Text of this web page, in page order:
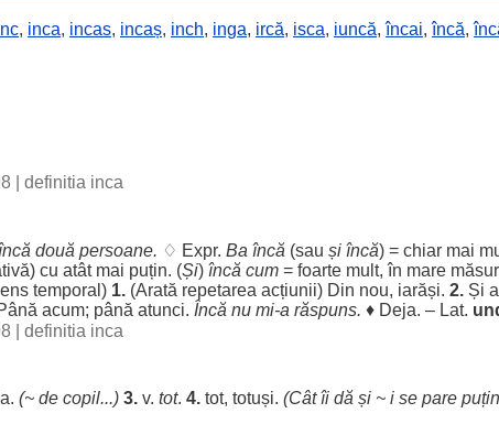
, inca, incas, incaș, inch, inga, ircă, isca, iuncă,încai,încă,
definitia inca
două persoane. ♢ Expr. Ba încă (sau și încă) = chiar mai
) cu atâtmai puțin. (Și) încă cum = foarte mult, în mare
temporal ) 1. (Arată repetarea acțiunii) Din nou, iarăși. 2. Și
acum; până atunci. Încă nu mi-a răspuns. ♦ Deja. – Lat.
definitia inca
. (~ de copil...) 3. v. tot. 4. tot, totuși. (Cât îi dă și ~ i se pare puțin